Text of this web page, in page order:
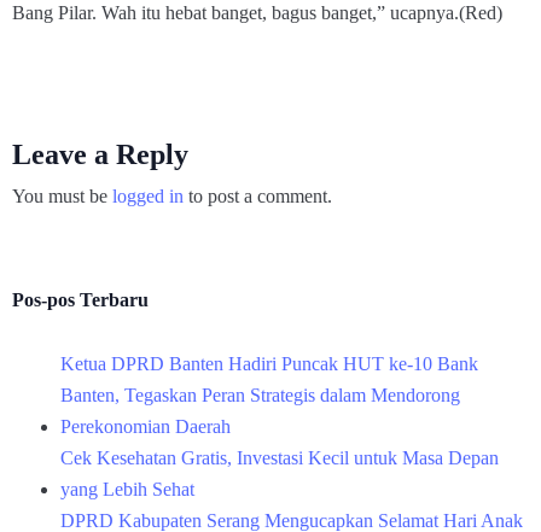
Bang Pilar. Wah itu hebat banget, bagus banget,” ucapnya.(Red)
Leave a Reply
You must be logged in to post a comment.
Pos-pos Terbaru
Ketua DPRD Banten Hadiri Puncak HUT ke-10 Bank
Banten, Tegaskan Peran Strategis dalam Mendorong
Perekonomian Daerah
Cek Kesehatan Gratis, Investasi Kecil untuk Masa Depan
yang Lebih Sehat
DPRD Kabupaten Serang Mengucapkan Selamat Hari Anak